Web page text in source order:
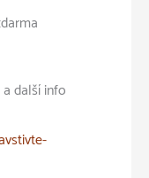
další info